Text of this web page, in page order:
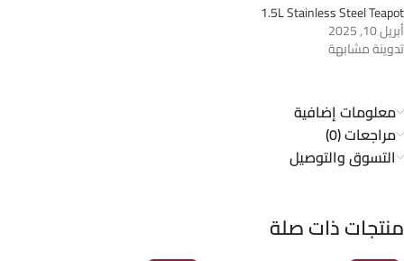
1.5L Stainless Steel Teapot
أبريل 10, 2025
تدوينة مشابهة
معلومات إضافية
مراجعات (0)
التسوق والتوصيل
منتجات ذات صلة